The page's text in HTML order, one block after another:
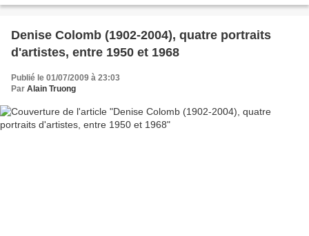
Denise Colomb (1902-2004), quatre portraits
d'artistes, entre 1950 et 1968
Publié le 01/07/2009 à 23:03
Par Alain Truong